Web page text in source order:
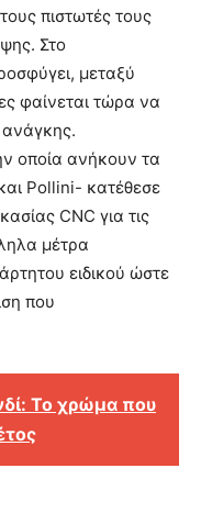
πιστωτές τους
Στο
μεταξύ
φαίνεται τώρα να
οποία ανήκουν τα
Pollini- κατέθεσε
CNC για τις
μέτρα
ειδικού ώστε
που
Το χρώμα που